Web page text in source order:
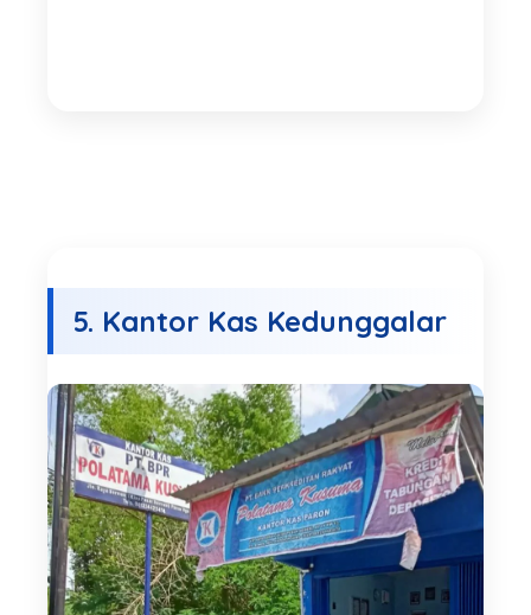
5. Kantor Kas Kedunggalar